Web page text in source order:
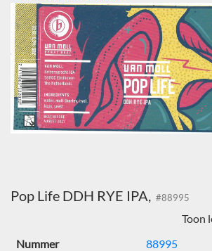
Pop Life DDH RYE IPA, #88995
Toon
Nummer
88995